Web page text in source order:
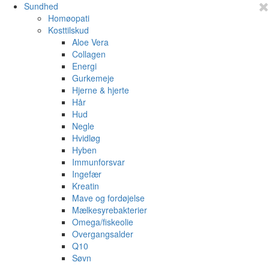
Sundhed
Homøopati
Kosttilskud
Aloe Vera
Collagen
Energi
Gurkemeje
Hjerne & hjerte
Hår
Hud
Negle
Hvidløg
Hyben
Immunforsvar
Ingefær
Kreatin
Mave og fordøjelse
Mælkesyrebakterier
Omega/fiskeolie
Overgangsalder
Q10
Søvn